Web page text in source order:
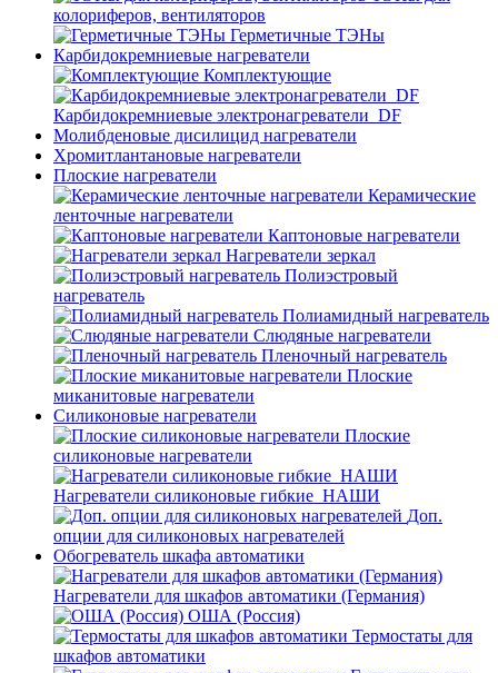
колориферов, вентиляторов
Герметичные ТЭНы
Карбидокремниевые нагреватели
Комплектующие
Карбидокремниевые электронагреватели_DF
Молибденовые дисилицид нагреватели
Хромитлантановые нагреватели
Плоские нагреватели
Керамические
ленточные нагреватели
Каптоновые нагреватели
Нагреватели зеркал
Полиэстровый
нагреватель
Полиамидный нагреватель
Слюдяные нагреватели
Пленочный нагреватель
Плоские
миканитовые нагреватели
Силиконовые нагреватели
Плоские
силиконовые нагреватели
Нагреватели силиконовые гибкие_НАШИ
Доп.
опции для силиконовых нагревателей
Обогреватель шкафа автоматики
Нагреватели для шкафов автоматики (Германия)
ОША (Россия)
Термостаты для
шкафов автоматики